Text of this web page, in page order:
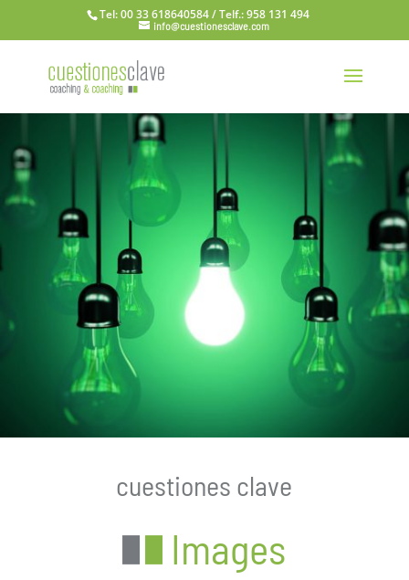
Tel: 00 33 618640584 / Telf.: 958 131 494
info@cuestionesclave.com
cuestiones clave
Images